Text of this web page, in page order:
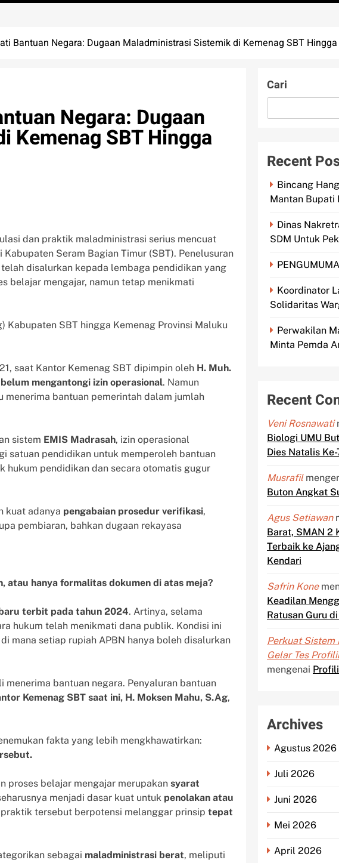
Bantuan Negara: Dugaan Maladministrasi Sistemik di Kemenag SBT
Negara: Dugaan
SBT Hingga
dan praktik maladministrasi serius mencuat
Seram Bagian Timur (SBT). Penelusuran
disalurkan kepada lembaga pendidikan yang
belajar mengajar, namun tetap menikmati
Kabupaten SBT hingga Kemenag Provinsi Maluku
saat Kantor Kemenag SBT dipimpin oleh H. Muh.
belum mengantongi izin operasional. Namun
bantuan pemerintah dalam jumlah
sistem EMIS Madrasah, izin operasional
satuan pendidikan untuk memperoleh bantuan
hukum pendidikan dan secara otomatis gugur
kuat adanya pengabaian prosedur verifikasi,
pembiaran, bahkan dugaan rekayasa
atau hanya formalitas dokumen di atas meja?
terbit pada tahun 2024. Artinya, selama
hukum telah menikmati dana publik. Kondisi ini
di mana setiap rupiah APBN hanya boleh disalurkan
menerima bantuan negara. Penyaluran bantuan
Kemenag SBT saat ini, H. Moksen Mahu, S.Ag,
fakta yang lebih mengkhawatirkan:
proses belajar mengajar merupakan syarat
menjadi dasar kuat untuk penolakan atau
tersebut berpotensi melanggar prinsip tepat
sebagai maladministrasi berat, meliputi
Cari
Recent
Bincang
Mantan Bupati
Dinas
SDM Untuk
Koordinator
Solidaritas
Perwakilan
Minta Pemda
Recent
Veni Rosnawati
Biologi UMU
Dies Natalis
Musrafil
Buton Angkat
Agus Setiawan
Barat, SMAN 2
Terbaik ke
Kendari
Safrin Kone
Keadilan
Ratusan Guru
Perkuat Sistem
Gelar Tes
mengenai
Archives
Agustus 2026
Juli 2026
Juni 2026
Mei 2026
April 2026